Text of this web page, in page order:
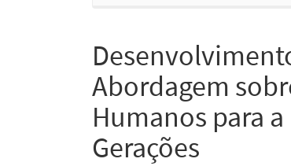
Abordagem
Humanos para
Gerações